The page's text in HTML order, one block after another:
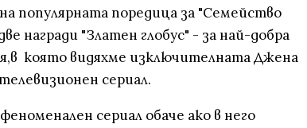
популярната поредица за "Семейство
награди "Златен глобус" - за най-добра
която видяхме изключителната Джена
сериал.
сериал обаче ако в него